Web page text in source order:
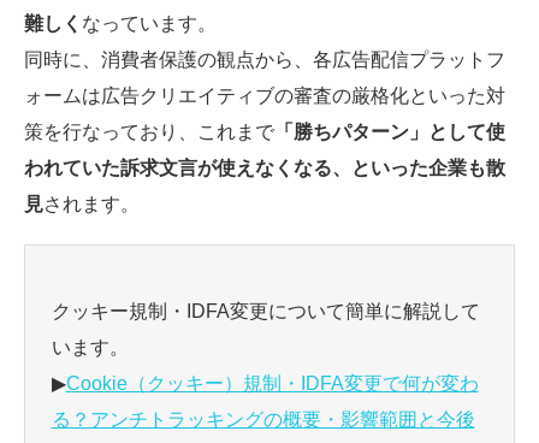
難しく なっています。
同時に、消費者保護の観点から、各広告配信プラットフ
ォームは広告クリエイティブの審査の厳格化といった対
策を行なっており、これまで 「勝ちパターン」として使
われていた訴求文言が使えなくなる、といった企業も散
見されます。
クッキー規制・IDFA変更について簡単に解説して
います。
▶Cookie（クッキー）規制・IDFA変更で何が変わ
る？アンチトラッキングの概要・影響範囲と今後